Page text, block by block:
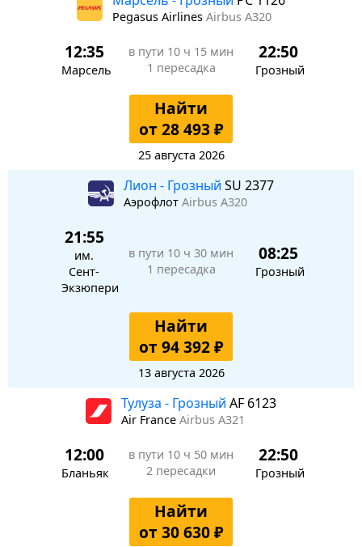
Pegasus Airlines Airbus A320
12:35
Марсель
в пути 10 ч 15 мин
1 пересадка
22:50
Грозный
Найти
от 28 493 ₽
25 августа 2026
Лион - Грозный SU 2377
Аэрофлот Airbus A320
21:55
им.
Сент-
Экзюпери
в пути 10 ч 30 мин
1 пересадка
08:25
Грозный
Найти
от 94 392 ₽
13 августа 2026
Тулуза - Грозный AF 6123
Air France Airbus A321
12:00
Бланьяк
в пути 10 ч 50 мин
2 пересадки
22:50
Грозный
Найти
от 30 630 ₽